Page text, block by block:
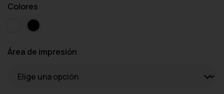
Colores
Área de impresión